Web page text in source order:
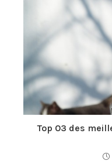
Top 03 des